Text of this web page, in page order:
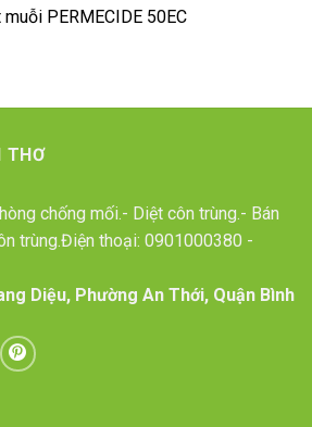
PERMECIDE 50EC
THƠ
chống mối.- Diệt côn trùng.- Bán
trùng.Điện thoại: 0901000380 -
Diệu, Phường An Thới, Quận Bình